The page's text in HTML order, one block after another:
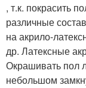
, т.к. покрасить
различные
на акрило-
др. Латексные
Окрашивать пол
небольшом